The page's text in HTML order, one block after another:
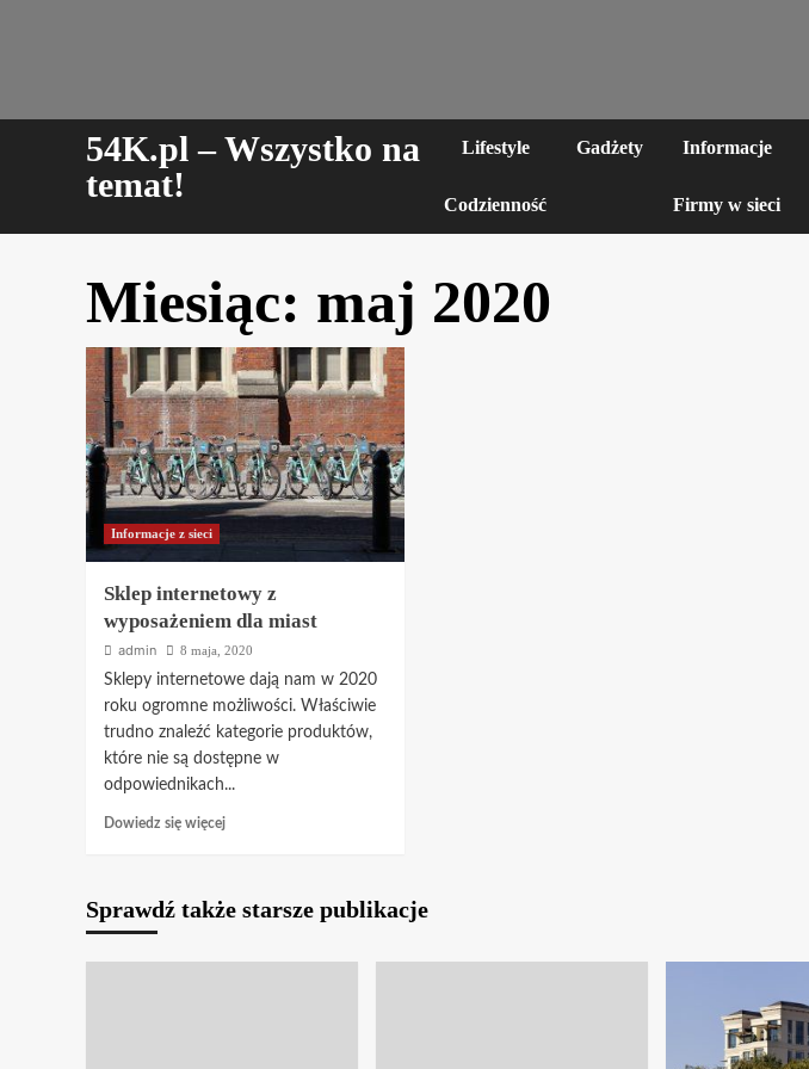
54K.pl – Wszystko na
temat!
Lifestyle
Codzienność
Gadżety Informacje
Firmy w sieci
Miesiąc: maj 2020
Informacje z sieci
Sklep internetowy z
wyposażeniem dla miast
admin 8 maja, 2020
Sklepy internetowe dają nam w 2020
roku ogromne możliwości. Właściwie
trudno znaleźć kategorie produktów,
które nie są dostępne w
odpowiednikach...
Dowiedz się więcejDowiedz
Sklep
Sprawdź także starsze publikacje